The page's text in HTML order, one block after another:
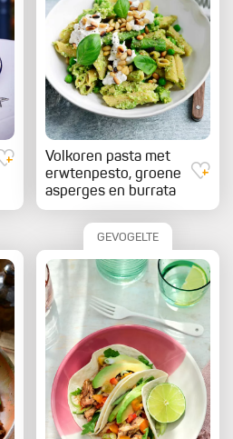
Volkoren pasta met
erwtenpesto, groene
asperges en burrata
GEVOGELTE